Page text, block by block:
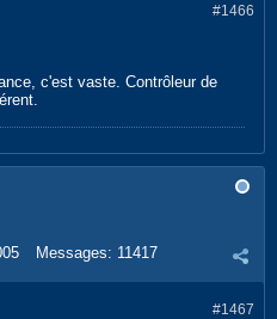
#1466
c'est vaste. Contrôleur de
Messages: 11417
#1467